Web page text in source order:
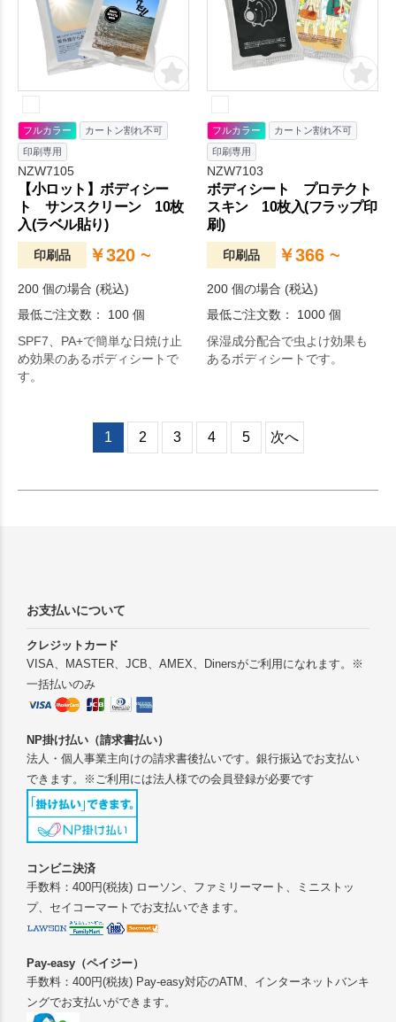
フルカラー
カートン割れ不可
印刷専用
NZW7105
【小ロット】ボディシー
ト サンスクリーン 10枚
入(ラベル貼り)
印刷品 ￥320 ~
200 個の場合 (税込)
最低ご注文数： 100 個
SPF7、PA+で簡単な日焼け止
め効果のあるボディシートで
す。
フルカラー
カートン割れ不可
印刷専用
NZW7103
ボディシート プロテクト
スキン 10枚入(フラップ印
刷)
印刷品 ￥366 ~
200 個の場合 (税込)
最低ご注文数： 1000 個
保湿成分配合で虫よけ効果も
あるボディシートです。
1 2 3 4 5 次へ
お支払いについて
クレジットカード
VISA、MASTER、JCB、AMEX、Dinersがご利用になれます。※
一括払いのみ
NP掛け払い（請求書払い）
法人・個人事業主向けの請求書後払いです。銀行振込でお支払い
できます。※ご利用には法人様での会員登録が必要です
コンビニ決済
手数料：400円(税抜) ローソン、ファミリーマート、ミニストッ
プ、セイコーマートでお支払いできます。
Pay-easy（ペイジー）
手数料：400円(税抜) Pay-easy対応のATM、インターネットバンキ
ングでお支払いができます。